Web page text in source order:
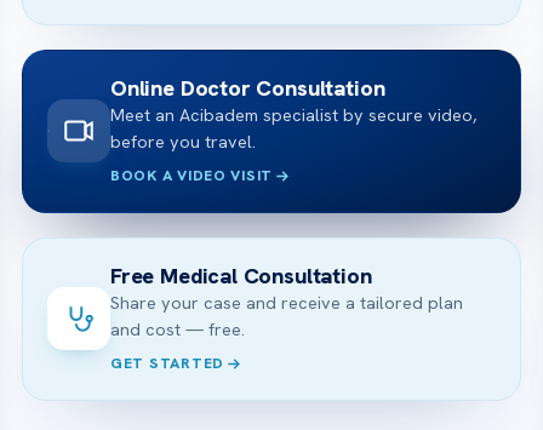
Online Doctor Consultation
Meet an Acibadem specialist by secure video,
before you travel.
BOOK A VIDEO VISIT
Free Medical Consultation
Share your case and receive a tailored plan
and cost — free.
GET STARTED